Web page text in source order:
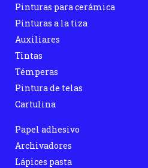
Pinturas para cerámica
Pinturas a la tiza
Auxiliares
Tintas
Témperas
Pintura de telas
Cartulina
Papel adhesivo
Archivadores
Lápices pasta